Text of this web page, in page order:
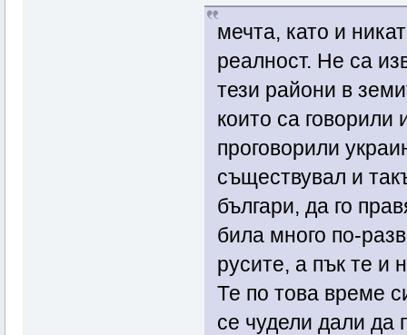
мечта, като и
реалност. Не са
тези райони в
които са говорили
проговорили
съществувал и
българи, да го
била много по-
русите, а пък те и
Те по това време
се чудели дали да